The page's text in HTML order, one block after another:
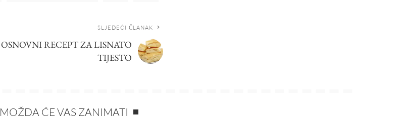
SLJEDEĆI ČLANAK
OSNOVNI RECEPT ZA LISNATO
TIJESTO
MOŽDA ĆE VAS ZANIMATI